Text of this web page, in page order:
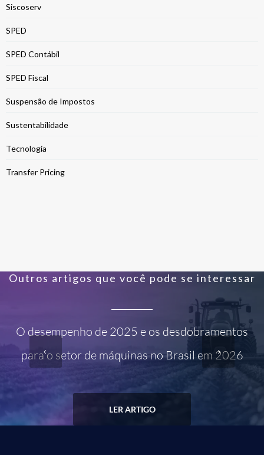
Siscoserv
SPED
SPED Contábil
SPED Fiscal
Suspensão de Impostos
Sustentabilidade
Tecnologia
Transfer Pricing
Outros artigos que você pode se interessar
O desempenho de 2025 e os desdobramentos
para o setor de máquinas no Brasil em 2026
LER ARTIGO